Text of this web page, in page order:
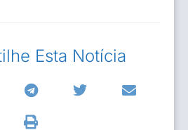
Esta Notícia